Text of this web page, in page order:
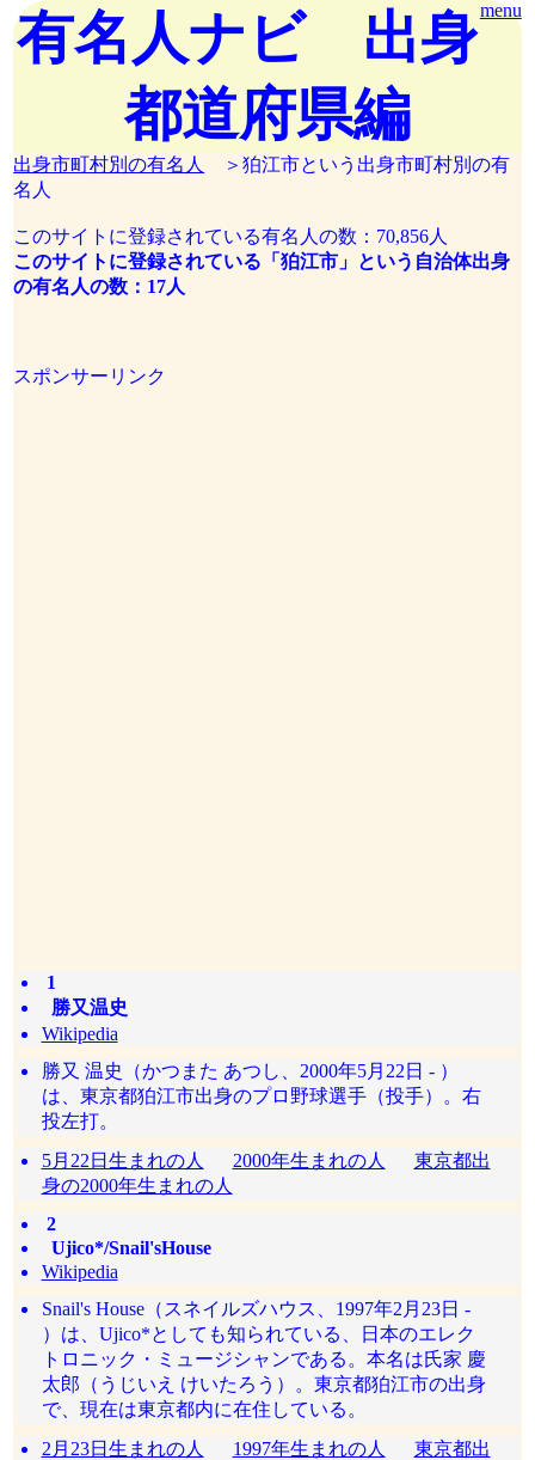
menu
有名人ナビ 出身
都道府県編
出身市町村別の有名人
＞狛江市という出身市町村別の有
名人
このサイトに登録されている有名人の数：70,856人
このサイトに登録されている「狛江市」という自治体出身
の有名人の数：17人
スポンサーリンク
1
勝又温史
Wikipedia
勝又 温史（かつまた あつし、2000年5月22日 - ）
は、東京都狛江市出身のプロ野球選手（投手）。右
投左打。
5月22日生まれの人
2000年生まれの人
東京都出
身の2000年生まれの人
2
Ujico*/Snail'sHouse
Wikipedia
Snail's House（スネイルズハウス、1997年2月23日 -
）は、Ujico*としても知られている、日本のエレク
トロニック・ミュージシャンである。本名は氏家 慶
太郎（うじいえ けいたろう）。東京都狛江市の出身
で、現在は東京都内に在住している。
2月23日生まれの人
1997年生まれの人
東京都出